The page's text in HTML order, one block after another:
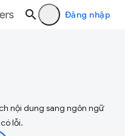
Đăng nhập
nội dung sang ngôn ngữ
lỗi.